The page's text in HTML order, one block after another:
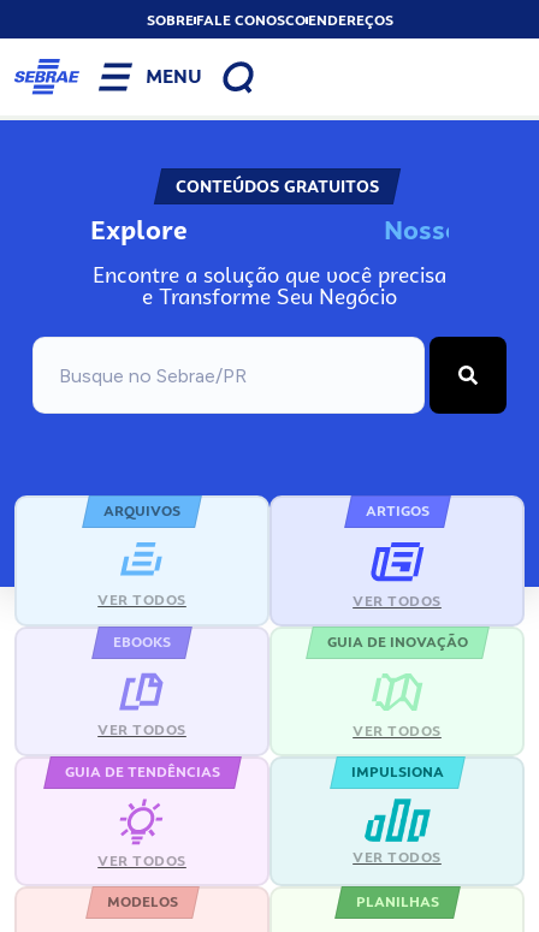
SOBREFALE CONOSCOENDEREÇOS
MENU
CONTEÚDOS GRATUITOS
Explore No
Encontre a solução que você precisa
e Transforme Seu Negócio
ARQUIVOS
VER TODOS
ARTIGOS
VER TODOS
EBOOKS
VER TODOS
GUIA DE INOVAÇÃO
VER TODOS
GUIA DE TENDÊNCIAS
VER TODOS
IMPULSIONA
VER TODOS
MODELOS PLANILHAS